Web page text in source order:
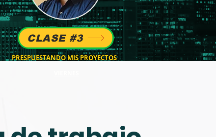
CLASE #3
PRESPUESTANDO MIS PROYECTOS